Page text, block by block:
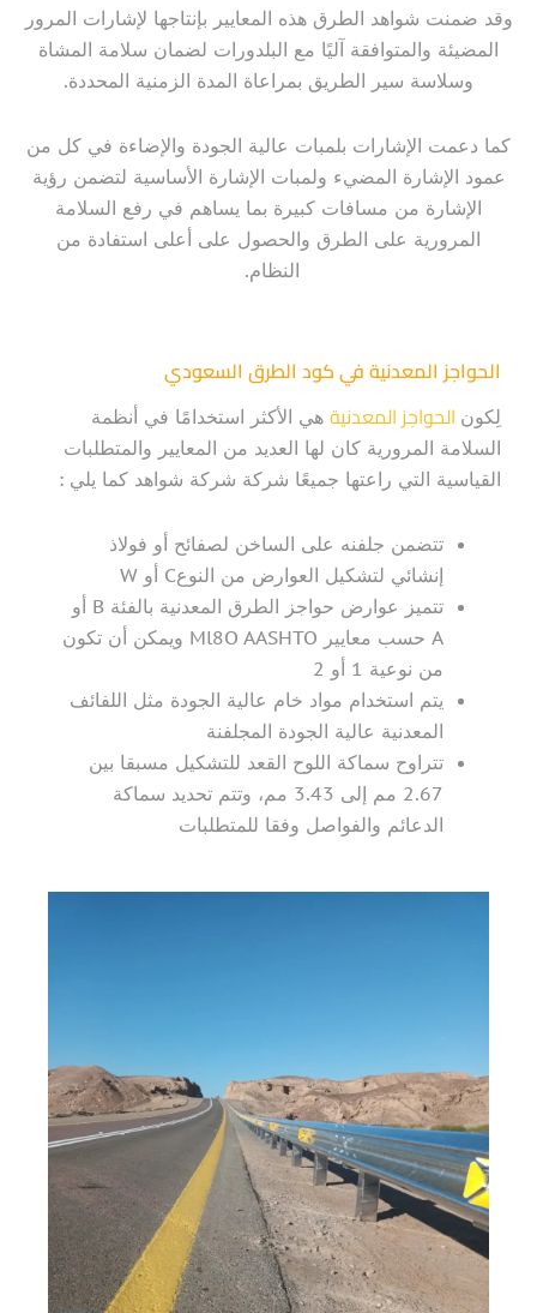
وقد ضمنت شواهد الطرق هذه المعايير بإنتاجها لإشارات المرور
المضيئة والمتوافقة آليًا مع البلدورات لضمان سلامة المشاة
وسلاسة سير الطريق بمراعاة المدة الزمنية المحددة.
كما دعمت الإشارات بلمبات عالية الجودة والإضاءة في كل من
عمود الإشارة المضيء ولمبات الإشارة الأساسية لتضمن رؤية
الإشارة من مسافات كبيرة بما يساهم في رفع السلامة
المرورية على الطرق والحصول على أعلى استفادة من
النظام.
الحواجز المعدنية في كود الطرق السعودي
لِكون الحواجز المعدنية هي الأكثر استخدامًا في أنظمة
السلامة المرورية كان لها العديد من المعايير والمتطلبات
القياسية التي راعتها جميعًا شركة شركة شواهد كما يلي :
تتضمن جلفنه على الساخن لصفائح أو فولاذ
إنشائي لتشكيل العوارض من النوعC أو W
تتميز عوارض حواجز الطرق المعدنية بالفئة B أو
A حسب معايير Ml8O AASHTO ويمكن أن تكون
من نوعية 1 أو 2
يتم استخدام مواد خام عالية الجودة مثل اللفائف
المعدنية عالية الجودة المجلفنة
تتراوح سماكة اللوح القعد للتشكيل مسبقا بين
2.67 مم إلى 3.43 مم، وتتم تحديد سماكة
الدعائم والفواصل وفقا للمتطلبات